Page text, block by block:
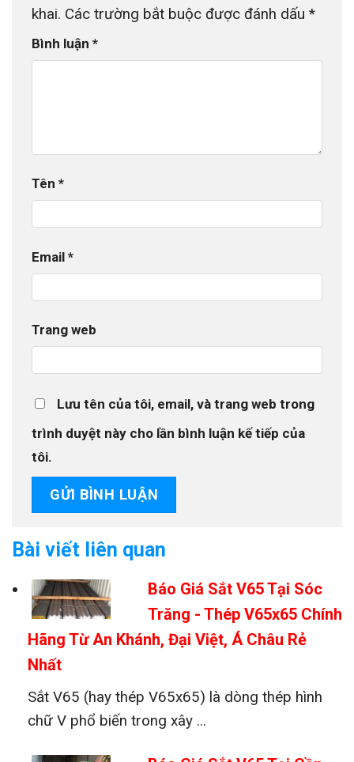
khai. Các trường bắt buộc được đánh dấu *
Bình luận *
Tên *
Email *
Trang web
Lưu tên của tôi, email, và trang web trong
trình duyệt này cho lần bình luận kế tiếp của
tôi.
Bài viết liên quan
Báo Giá Sắt V65 Tại Sóc
Trăng - Thép V65x65 Chính
Hãng Từ An Khánh, Đại Việt, Á Châu Rẻ
Nhất
Sắt V65 (hay thép V65x65) là dòng thép hình
chữ V phổ biến trong xây ...